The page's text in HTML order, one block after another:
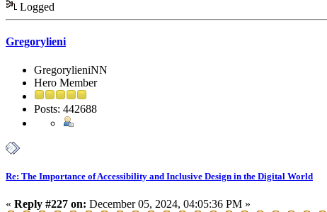
Logged
Gregorylieni
GregorylieniNN
Hero Member
Posts: 442688
Re: The Importance of Accessibility and Inclusive Design in the Digital World
« Reply #227 on: December 05, 2024, 04:05:36 PM »